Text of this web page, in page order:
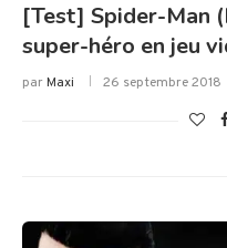
[Test] Spider-Man
super-héro en jeu
parMaxi 26 septembre 2018